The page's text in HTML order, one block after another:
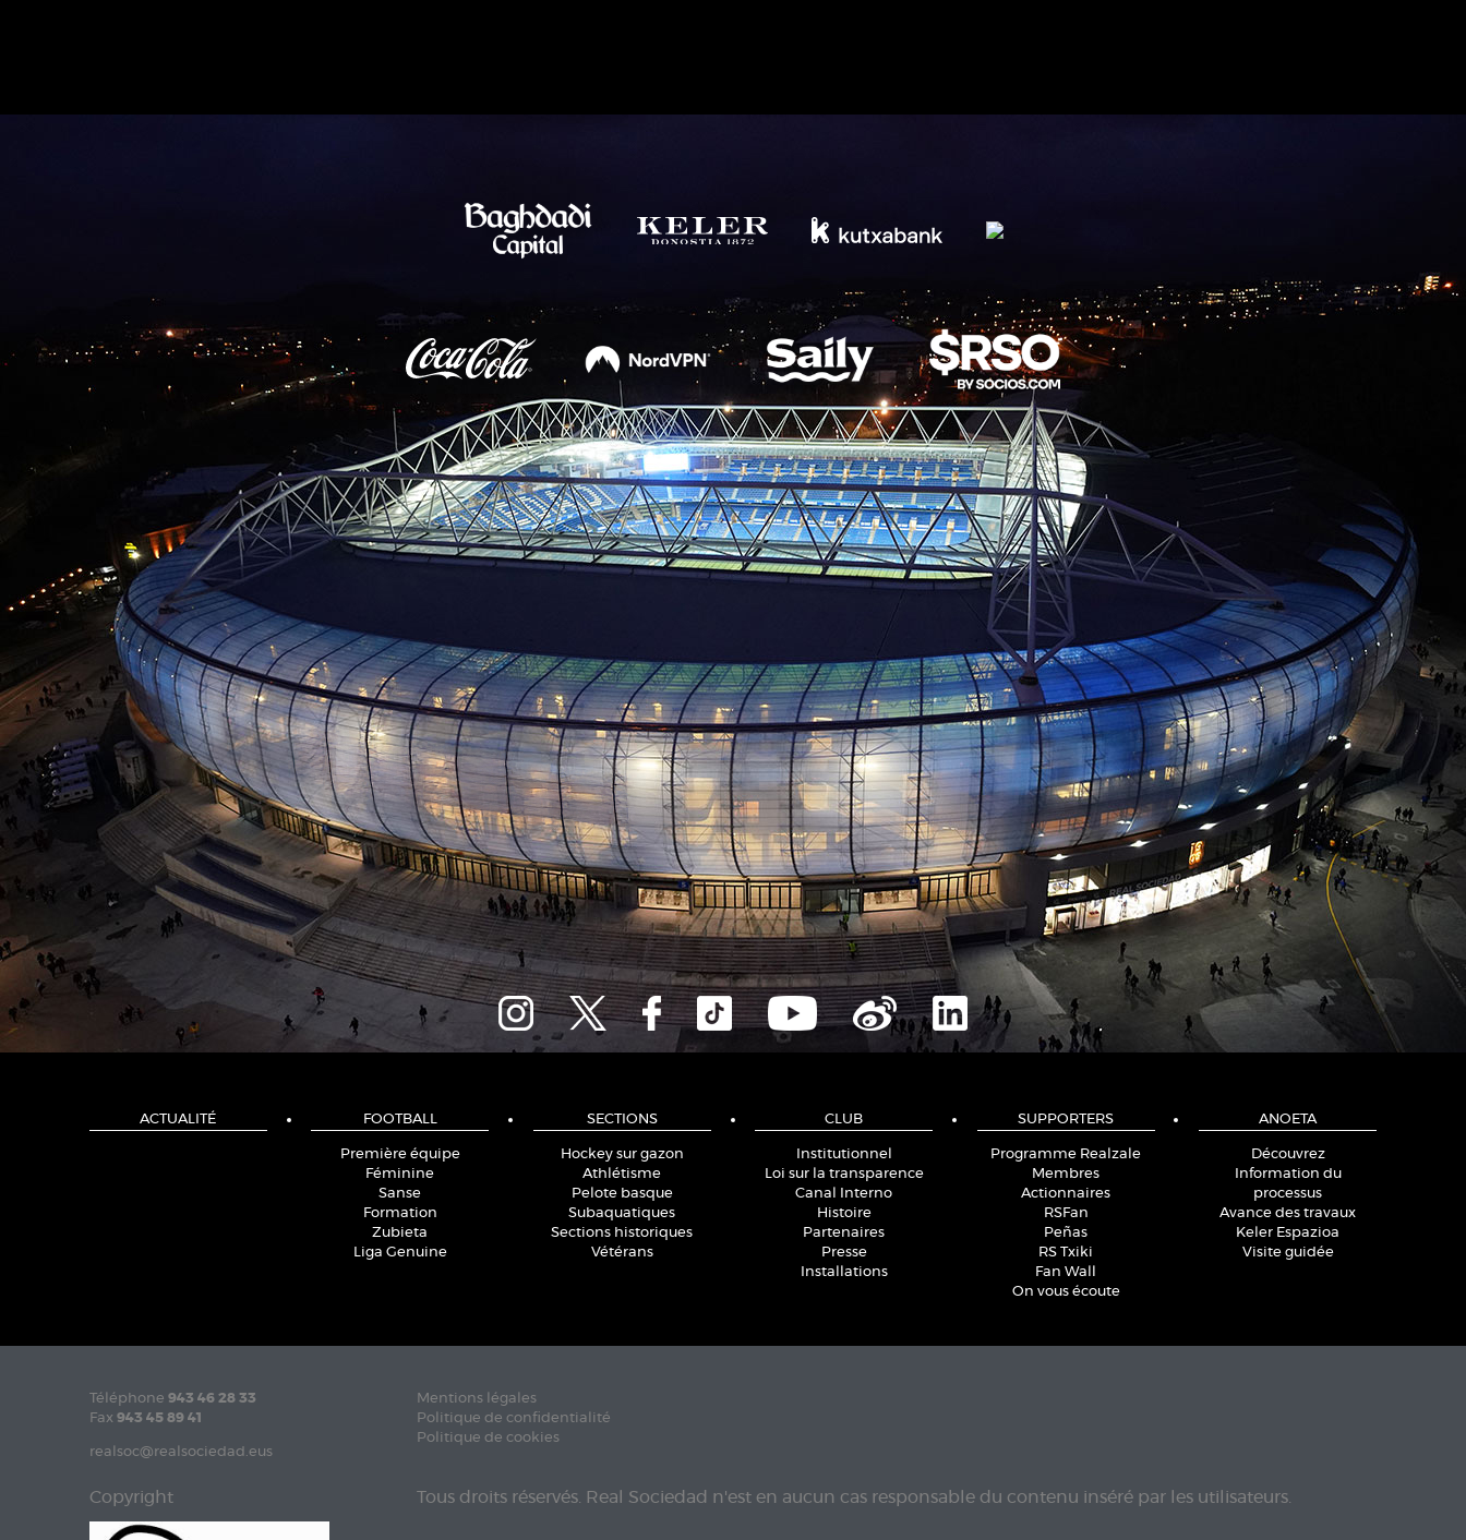
ACTUALITÉ FOOTBALL
Première équipe
Féminine
Sanse
Formation
Zubieta
Liga Genuine
SECTIONS
Hockey sur gazon
Athlétisme
Pelote basque
Subaquatiques
Sections historiques
Vétérans
CLUB
Institutionnel
Loi sur la transparence
Canal Interno
Histoire
Partenaires
Presse
Installations
SUPPORTERS
Programme Realzale
Membres
Actionnaires
RSFan
Peñas
RS Txiki
Fan Wall
On vous écoute
ANOETA
Découvrez
Information du
processus
Avance des travaux
Keler Espazioa
Visite guidée
Téléphone 943 46 28 33
Fax 943 45 89 41
realsoc@realsociedad.eus
Mentions légales
Politique de confidentialité
Politique de cookies
Copyright Tous droits réservés. Real Sociedad n'est en aucun cas responsable du contenu inséré par les utilisateurs.